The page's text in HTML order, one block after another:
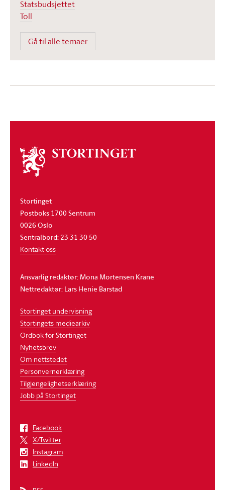
Statsbudsjettet
Toll
Gå til alle temaer
Om
stortinget
Stortinget
Postboks 1700 Sentrum
0026 Oslo
Sentralbord: 23 31 30 50
Kontakt oss
Ansvarlig redaktør: Mona Mortensen Krane
Nettredaktør: Lars Henie Barstad
Stortinget undervisning
Stortingets mediearkiv
Ordbok for Stortinget
Nyhetsbrev
Om nettstedet
Personvernerklæring
Tilgjengelighetserklæring
Jobb på Stortinget
Facebook
X/Twitter
Instagram
LinkedIn